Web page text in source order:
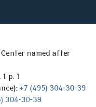
named after
p. 1
+7 (495) 304-30-39
304-30-39